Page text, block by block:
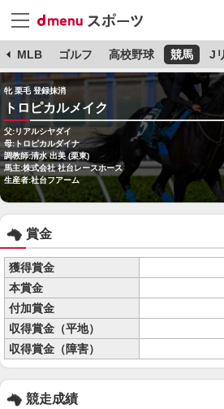
MLB ゴルフ 高校野球 競馬 J
牝 栗毛 登録抹消
トロピカルメイク
父:リアルシヤダイ
母:トロピカルダイナ
調教師:清水 出美 (栗東)
馬主:株式会社 社台レースホース
生産者:社台フアーム
賞金
獲得賞金
本賞金
付加賞金
収得賞金（平地）
収得賞金（障害）
競走成績